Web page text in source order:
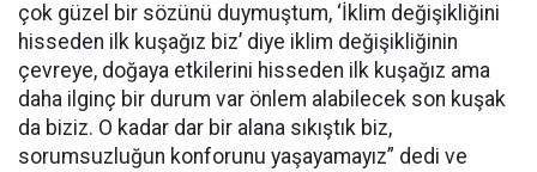
çok güzel bir sözünü duymuştum, ‘İklim değişikliğini
hisseden ilk kuşağız biz’ diye iklim değişikliğinin
çevreye, doğaya etkilerini hisseden ilk kuşağız ama
daha ilginç bir durum var önlem alabilecek son kuşak
da biziz. O kadar dar bir alana sıkıştık biz,
sorumsuzluğun konforunu yaşayamayız” dedi ve